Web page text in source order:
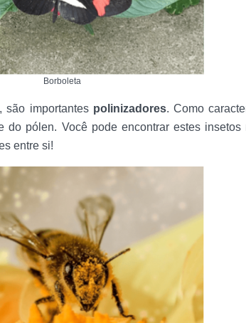
Borboleta
, são importantes polinizadores. Como
do pólen. Você pode encontrar estes
entre si!